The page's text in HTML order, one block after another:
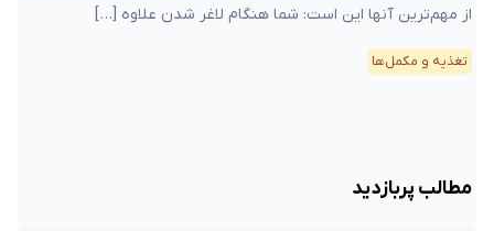
از مهم‌ترین آنها این است: شما هنگام لاغر شدن علاوه […]
تغذیه و مکمل‌ها
مطالب پربازدید